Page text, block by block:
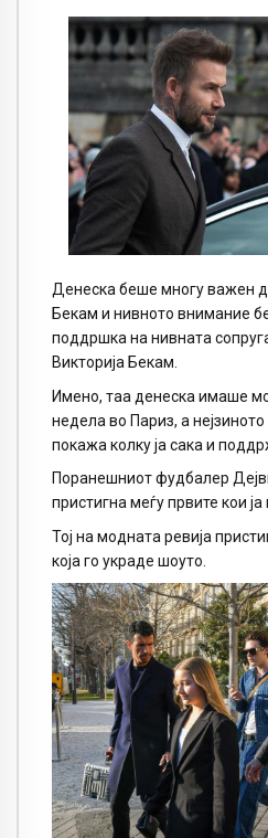
Денеска беше многу важен
Бекам и нивното внимание
поддршка на нивната
Викторија Бекам.
Имено, таа денеска имаше
недела во Париз, а
покажа колку ја сака и
Поранешниот фудбалер
пристигна меѓу првите кои
Тој на модната ревија
која го украде шоуто.